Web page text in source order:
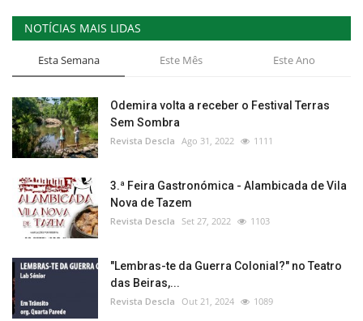
NOTÍCIAS MAIS LIDAS
Esta Semana Este Mês Este Ano
Odemira volta a receber o Festival Terras
Sem Sombra
Revista Descla Ago 31, 2022 1111
3.ª Feira Gastronómica - Alambicada de Vila
Nova de Tazem
Revista Descla Set 27, 2022 1103
"Lembras-te da Guerra Colonial?" no Teatro
das Beiras,...
Revista Descla Out 21, 2024 1089